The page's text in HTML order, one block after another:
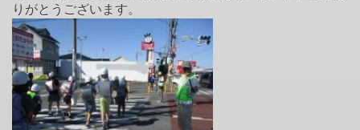
りがとうございます。